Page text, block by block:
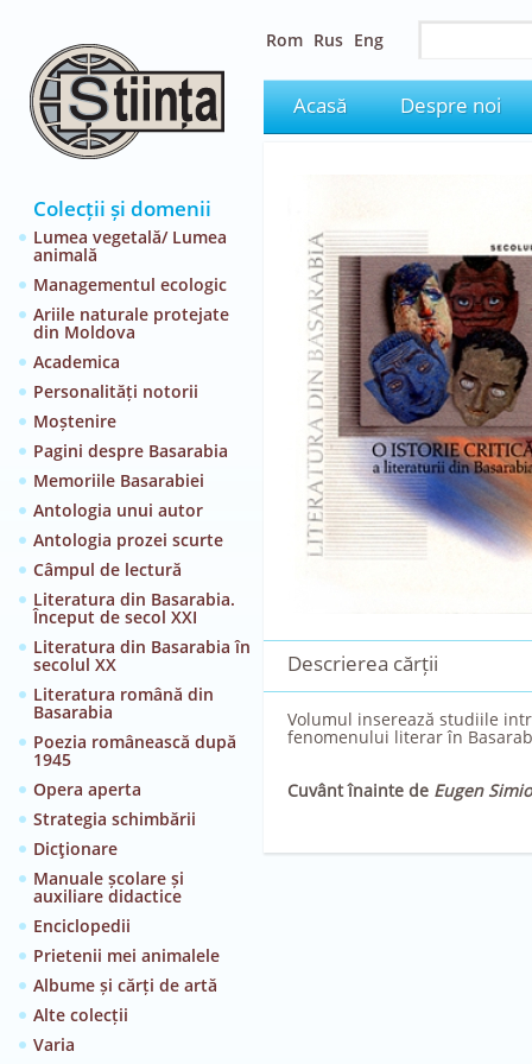
Colecții și domenii
Lumea vegetală/ Lumea
animală
Managementul ecologic
Ariile naturale protejate
din Moldova
Academica
Personalități notorii
Moștenire
Pagini despre Basarabia
Memoriile Basarabiei
Antologia unui autor
Antologia prozei scurte
Câmpul de lectură
Literatura din Basarabia.
Început de secol XXI
Literatura din Basarabia în
secolul XX
Literatura română din
Basarabia
Poezia românească după
1945
Opera aperta
Strategia schimbării
Dicţionare
Manuale școlare și
auxiliare didactice
Enciclopedii
Prietenii mei animalele
Albume și cărți de artă
Alte colecții
Varia
Rom Rus Eng
Acasă Despre noi
Descrierea cărții
Volumul inserează studiile
fenomenului literar în
Cuvânt înainte de Eugen